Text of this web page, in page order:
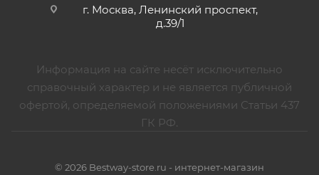
г. Москва, Ленинский проспект,
д.39/1
Информация на сайте несёт исключительно
справочный характер и не является публичной
офертой, определяемой положениями Статьи 437
ГК РФ.
© 2026 Bestway-store.ru - интернет-магазин